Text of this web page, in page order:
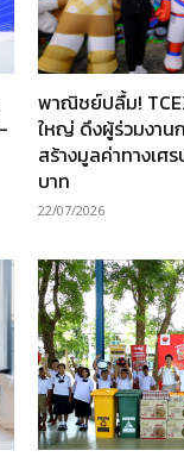
พาณิชย์ปลื้ม!
ใหญ่ ดึงผู้ร่วมงาน
สร้างมูลค่าทางเศ
บาท
22/07/2026